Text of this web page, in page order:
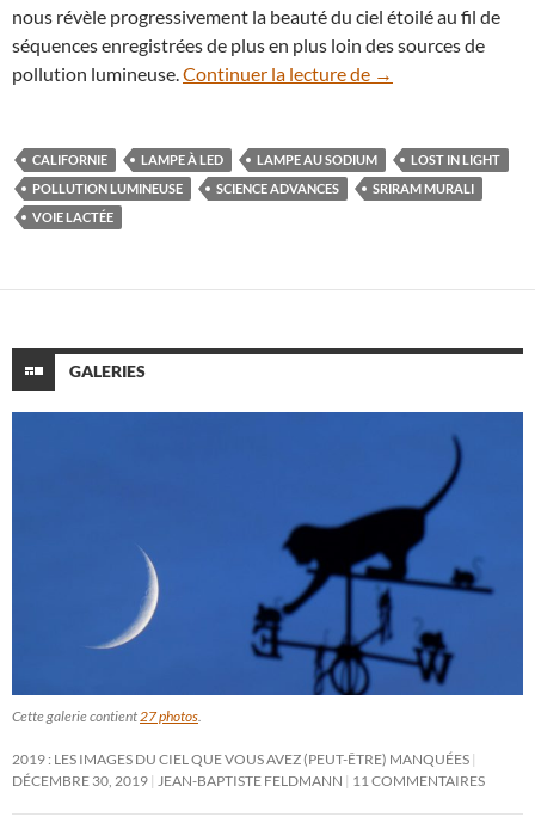
nous révèle progressivement la beauté du ciel étoilé au fil de
séquences enregistrées de plus en plus loin des sources de
pollution lumineuse.Continuer la lecture de En vidéo : Lost in
→
CALIFORNIE LAMPE À LED LAMPE AU SODIUM
LOST IN LIGHT
POLLUTION LUMINEUSE
SCIENCE ADVANCES
SRIRAM MURALI
VOIE LACTÉE
GALERIES
Cette galerie contient 27 photos
2019 : LES IMAGES DU CIEL QUE VOUS AVEZ (PEUT-ÊTRE) MANQUÉES
DÉCEMBRE 30, 2019
JEAN-BAPTISTE FELDMANN 11 COMMENTAIRES